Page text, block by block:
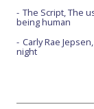
The Script, The
being human
Carly Rae
night